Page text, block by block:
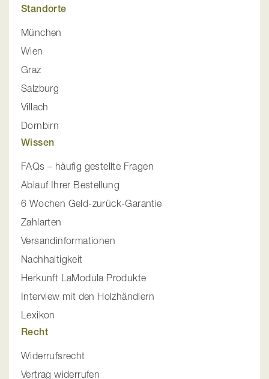
Standorte
München
Wien
Graz
Salzburg
Villach
Dornbirn
Wissen
FAQs – häufig gestellte Fragen
Ablauf Ihrer Bestellung
6 Wochen Geld-zurück-Garantie
Zahlarten
Versandinformationen
Nachhaltigkeit
Herkunft LaModula Produkte
Interview mit den Holzhändlern
Lexikon
Recht
Widerrufsrecht
Vertrag widerrufen